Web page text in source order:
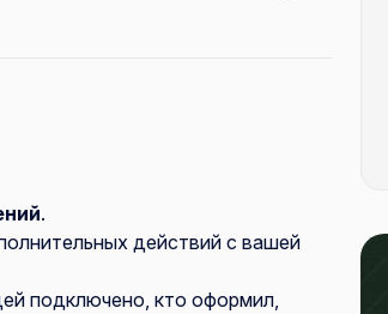
.
действий с вашей
подключено, кто оформил,